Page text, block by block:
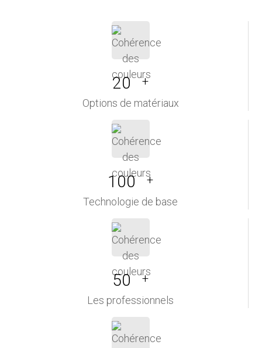
20 +
Options de matériaux
100 +
Technologie de base
50 +
Les professionnels